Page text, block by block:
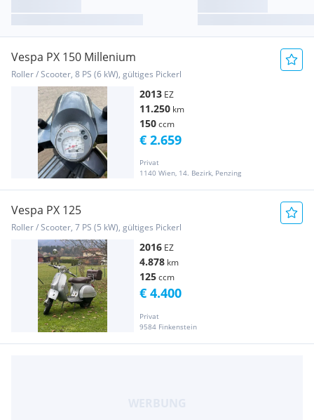
Vespa PX 150 Millenium
Roller / Scooter, 8 PS (6 kW), gültiges Pickerl
2013 EZ
11.250 km
150ccm
Privat
1140 Wien, 14. Bezirk, Penzing
€ 2.659
Vespa PX 125
Roller / Scooter, 7 PS (5 kW), gültiges Pickerl
2016 EZ
4.878 km
125ccm
Privat
9584 Finkenstein
€ 4.400